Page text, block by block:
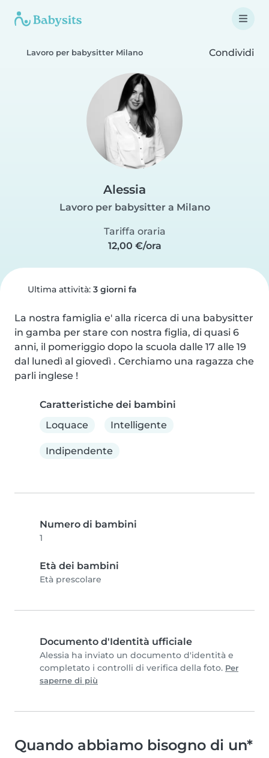
Lavoro per babysitter Milano Condividi
Alessia
Lavoro per babysitter a Milano
Tariffa oraria
12,00 €/ora
Ultima attività: 3 giorni fa
La nostra famiglia e' alla ricerca di una babysitter
in gamba per stare con nostra figlia, di quasi 6
anni, il pomeriggio dopo la scuola dalle 17 alle 19
dal lunedì al giovedì . Cerchiamo una ragazza che
parli inglese !
Caratteristiche dei bambini
Loquace
Intelligente
Indipendente
Numero di bambini
1
Età dei bambini
Età prescolare
Documento d'Identità ufficiale
Alessia ha inviato un documento d'identità e
completato i controlli di verifica della foto. Per
saperne di più
Quando abbiamo bisogno di un*